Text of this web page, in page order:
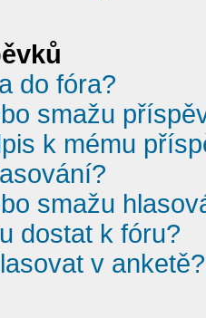
do fóra?
smažu
k mému
smažu
dostat k fóru?
v anketě?